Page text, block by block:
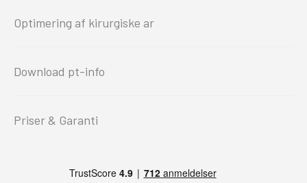
Optimering af kirurgiske ar
Download pt-info
Priser & Garanti